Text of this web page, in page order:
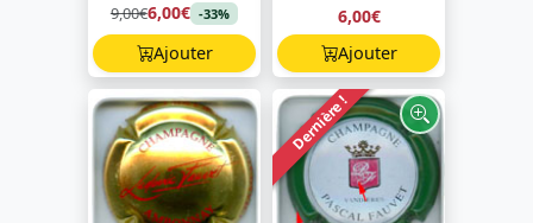
9,00€6,00€ -33%
Ajouter
6,00€
Ajouter
Dernière !